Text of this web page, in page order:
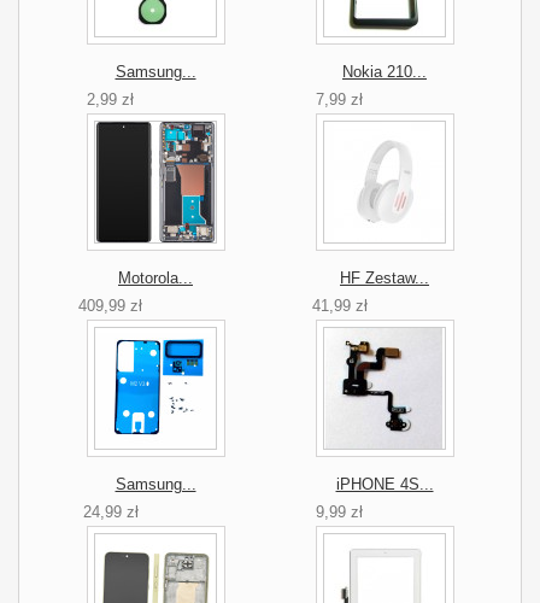
Samsung...
2,99 zł
Nokia 210...
7,99 zł
Motorola...
409,99 zł
HF Zestaw...
41,99 zł
Samsung...
24,99 zł
iPHONE 4S...
9,99 zł